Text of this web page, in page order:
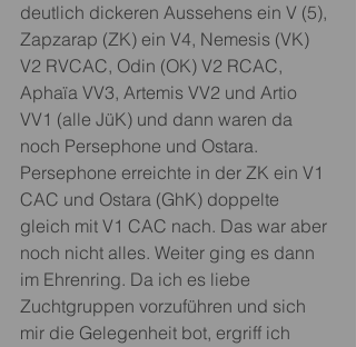
deutlich dickeren Aussehens ein V (5),
Zapzarap (ZK) ein V4, Nemesis (VK)
V2 RVCAC, Odin (OK) V2 RCAC,
Aphaïa VV3, Artemis VV2 und Artio
VV1 (alle JüK) und dann waren da
noch Persephone und Ostara.
Persephone erreichte in der ZK ein V1
CAC und Ostara (GhK) doppelte
gleich mit V1 CAC nach. Das war aber
noch nicht alles. Weiter ging es dann
im Ehrenring. Da ich es liebe
Zuchtgruppen vorzuführen und sich
mir die Gelegenheit bot, ergriff ich